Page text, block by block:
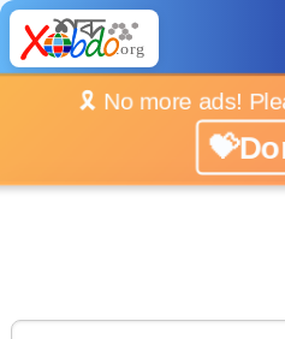
🎗️ No more ads!